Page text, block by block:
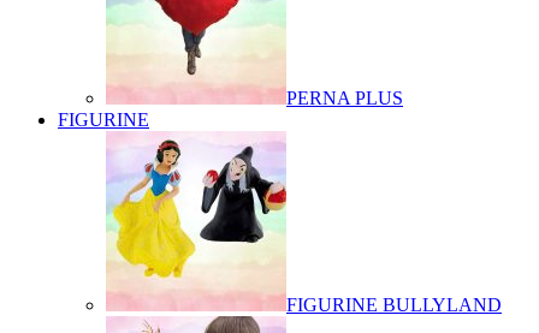
PERNA PLUS
FIGURINE
FIGURINE BULLYLAND